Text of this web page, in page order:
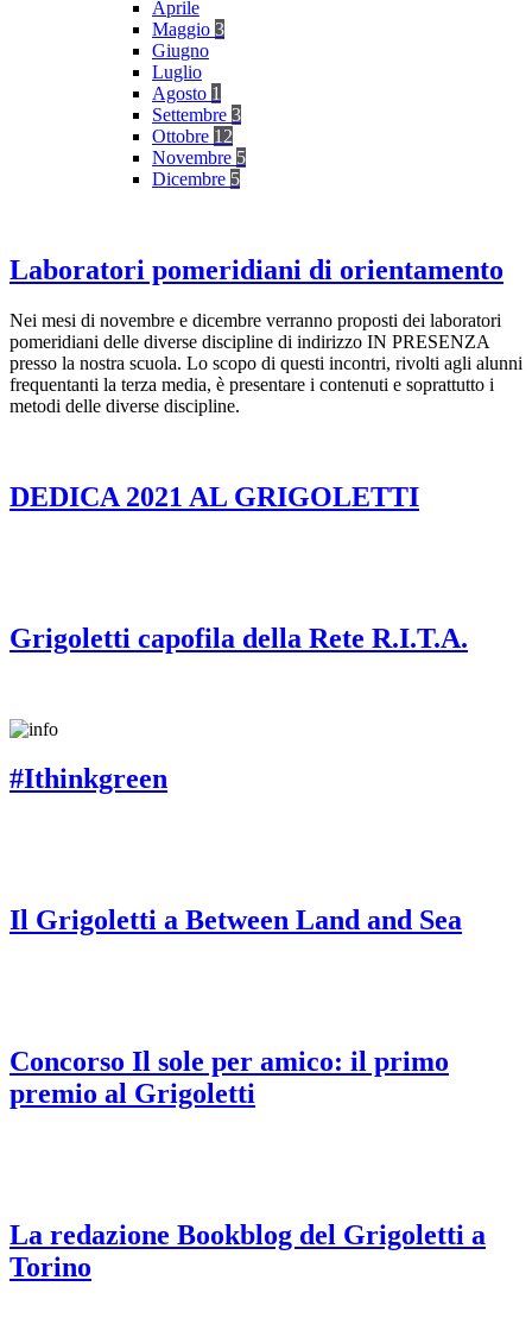
Aprile
Maggio 3
Giugno
Luglio
Agosto 1
Settembre 3
Ottobre 12
Novembre 5
Dicembre 5
Laboratori pomeridiani di orientamento
Nei mesi di novembre e dicembre verranno proposti dei laboratori
pomeridiani delle diverse discipline di indirizzo IN PRESENZA
presso la nostra scuola. Lo scopo di questi incontri, rivolti agli alunni
frequentanti la terza media, è presentare i contenuti e soprattutto i
metodi delle diverse discipline.
DEDICA 2021 AL GRIGOLETTI
Grigoletti capofila della Rete R.I.T.A.
#Ithinkgreen
Il Grigoletti a Between Land and Sea
Concorso Il sole per amico: il primo
premio al Grigoletti
La redazione Bookblog del Grigoletti a
Torino